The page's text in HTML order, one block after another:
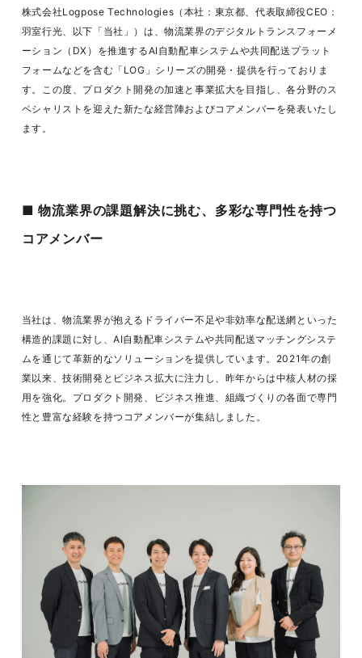
株式会社Logpose Technologies（本社：東京都、代表取締役CEO：
羽室行光、以下「当社」）は、物流業界のデジタルトランスフォーメ
ーション（DX）を推進するAI自動配車システムや共同配送プラット
フォームなどを含む「LOG」シリーズの開発・提供を行っておりま
す。この度、プロダクト開発の加速と事業拡大を目指し、各分野のス
ペシャリストを迎えた新たな経営陣およびコアメンバーを発表いたし
ます。
■ 物流業界の課題解決に挑む、多彩な専門性を持つ
コアメンバー
当社は、物流業界が抱えるドライバー不足や非効率な配送網といった
構造的課題に対し、AI自動配車システムや共同配送マッチングシステ
ムを通じて革新的なソリューションを提供しています。2021年の創
業以来、技術開発とビジネス拡大に注力し、昨年からは中核人材の採
用を強化。プロダクト開発、ビジネス推進、組織づくりの各面で専門
性と豊富な経験を持つコアメンバーが集結しました。